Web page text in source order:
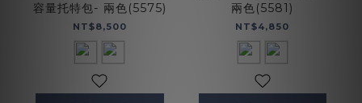
容量托特包- 兩色(5575)
NT$8,500
兩色(5581)
NT$4,850